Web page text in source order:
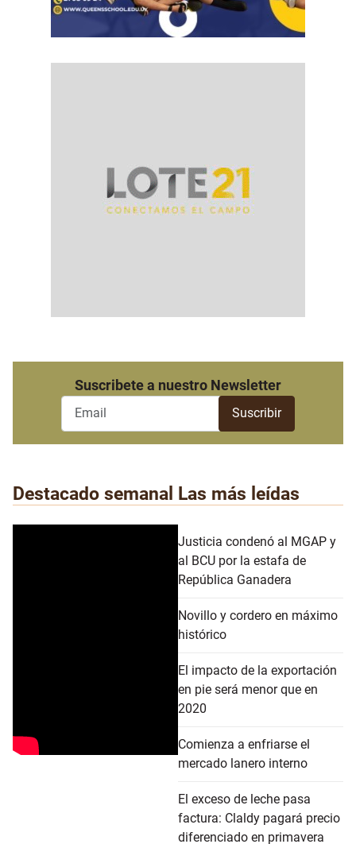
Suscribete a nuestro Newsletter
Destacado semanal Las más leídas
Justicia condenó al MGAP y
al BCU por la estafa de
República Ganadera
Novillo y cordero en máximo
histórico
El impacto de la exportación
en pie será menor que en
2020
Comienza a enfriarse el
mercado lanero interno
El exceso de leche pasa
factura: Claldy pagará precio
diferenciado en primavera